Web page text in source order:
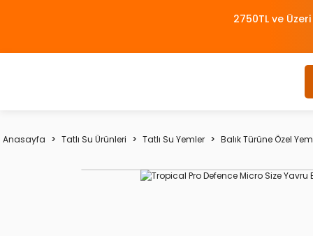
2750TL ve
Anasayfa Tatlı Su Ürünleri Tatlı Su Yemler Balık Türüne Özel Yem